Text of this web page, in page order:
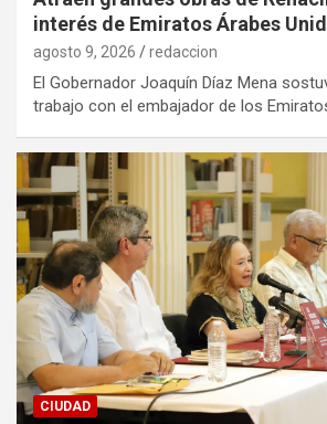
interés de Emiratos Árabes
agosto 9, 2026 redaccion
El Gobernador Joaquín Díaz Mena
trabajo con el embajador de los
CIUDAD